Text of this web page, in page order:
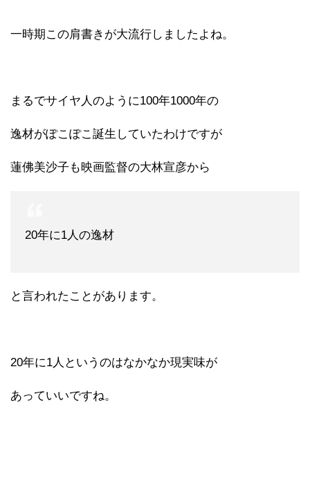
一時期この肩書きが大流行しましたよね。
まるでサイヤ人のように100年1000年の
逸材がぽこぽこ誕生していたわけですが
蓮佛美沙子も映画監督の大林宣彦から
20年に1人の逸材
と言われたことがあります。
20年に1人というのはなかなか現実味が
あっていいですね。